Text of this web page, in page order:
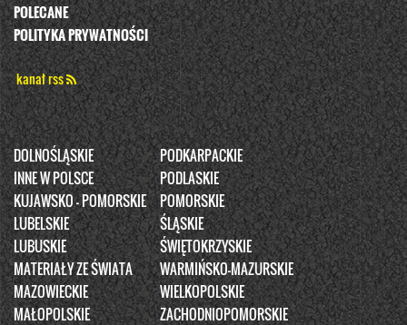
POLECANE
POLITYKA PRYWATNOŚCI
kanał rss
DOLNOŚLĄSKIE
INNE W POLSCE
KUJAWSKO - POMORSKIE
LUBELSKIE
LUBUSKIE
MATERIAŁY ZE ŚWIATA
MAZOWIECKIE
MAŁOPOLSKIE
PODKARPACKIE
PODLASKIE
POMORSKIE
ŚLĄSKIE
ŚWIĘTOKRZYSKIE
WARMIŃSKO-MAZURSKIE
WIELKOPOLSKIE
ZACHODNIOPOMORSKIE